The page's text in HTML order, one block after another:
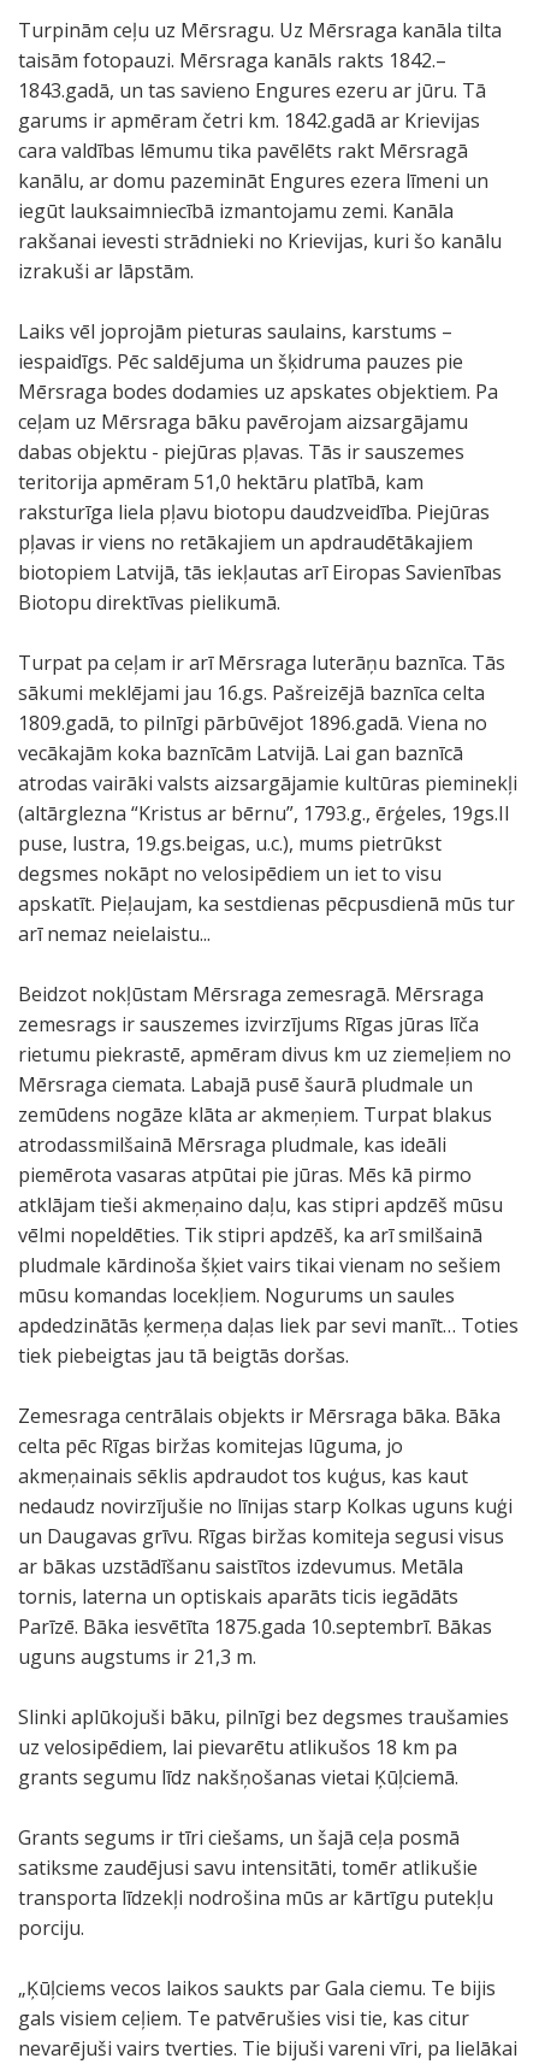
Turpinām ceļu uz Mērsragu. Uz Mērsraga kanāla tilta
taisām fotopauzi. Mērsraga kanāls rakts 1842.–
1843.gadā, un tas savieno Engures ezeru ar jūru. Tā
garums ir apmēram četri km. 1842.gadā ar Krievijas
cara valdības lēmumu tika pavēlēts rakt Mērsragā
kanālu, ar domu pazemināt Engures ezera līmeni un
iegūt lauksaimniecībā izmantojamu zemi. Kanāla
rakšanai ievesti strādnieki no Krievijas, kuri šo kanālu
izrakuši ar lāpstām.
Laiks vēl joprojām pieturas saulains, karstums –
iespaidīgs. Pēc saldējuma un šķidruma pauzes pie
Mērsraga bodes dodamies uz apskates objektiem. Pa
ceļam uz Mērsraga bāku pavērojam aizsargājamu
dabas objektu - piejūras pļavas. Tās ir sauszemes
teritorija apmēram 51,0 hektāru platībā, kam
raksturīga liela pļavu biotopu daudzveidība. Piejūras
pļavas ir viens no retākajiem un apdraudētākajiem
biotopiem Latvijā, tās iekļautas arī Eiropas Savienības
Biotopu direktīvas pielikumā.
Turpat pa ceļam ir arī Mērsraga luterāņu baznīca. Tās
sākumi meklējami jau 16.gs. Pašreizējā baznīca celta
1809.gadā, to pilnīgi pārbūvējot 1896.gadā. Viena no
vecākajām koka baznīcām Latvijā. Lai gan baznīcā
atrodas vairāki valsts aizsargājamie kultūras pieminekļi
(altārglezna “Kristus ar bērnu”, 1793.g., ērģeles, 19gs.II
puse, lustra, 19.gs.beigas, u.c.), mums pietrūkst
degsmes nokāpt no velosipēdiem un iet to visu
apskatīt. Pieļaujam, ka sestdienas pēcpusdienā mūs tur
arī nemaz neielaistu...
Beidzot nokļūstam Mērsraga zemesragā. Mērsraga
zemesrags ir sauszemes izvirzījums Rīgas jūras līča
rietumu piekrastē, apmēram divus km uz ziemeļiem no
Mērsraga ciemata. Labajā pusē šaurā pludmale un
zemūdens nogāze klāta ar akmeņiem. Turpat blakus
atrodassmilšainā Mērsraga pludmale, kas ideāli
piemērota vasaras atpūtai pie jūras. Mēs kā pirmo
atklājam tieši akmeņaino daļu, kas stipri apdzēš mūsu
vēlmi nopeldēties. Tik stipri apdzēš, ka arī smilšainā
pludmale kārdinoša šķiet vairs tikai vienam no sešiem
mūsu komandas locekļiem. Nogurums un saules
apdedzinātās ķermeņa daļas liek par sevi manīt… Toties
tiek piebeigtas jau tā beigtās doršas.
Zemesraga centrālais objekts ir Mērsraga bāka. Bāka
celta pēc Rīgas biržas komitejas lūguma, jo
akmeņainais sēklis apdraudot tos kuģus, kas kaut
nedaudz novirzījušie no līnijas starp Kolkas uguns kuģi
un Daugavas grīvu. Rīgas biržas komiteja segusi visus
ar bākas uzstādīšanu saistītos izdevumus. Metāla
tornis, laterna un optiskais aparāts ticis iegādāts
Parīzē. Bāka iesvētīta 1875.gada 10.septembrī. Bākas
uguns augstums ir 21,3 m.
Slinki aplūkojuši bāku, pilnīgi bez degsmes traušamies
uz velosipēdiem, lai pievarētu atlikušos 18 km pa
grants segumu līdz nakšņošanas vietai Ķūļciemā.
Grants segums ir tīri ciešams, un šajā ceļa posmā
satiksme zaudējusi savu intensitāti, tomēr atlikušie
transporta līdzekļi nodrošina mūs ar kārtīgu putekļu
porciju.
„Ķūļciems vecos laikos saukts par Gala ciemu. Te bijis
gals visiem ceļiem. Te patvērušies visi tie, kas citur
nevarējuši vairs tverties. Tie bijuši vareni vīri, pa lielākai